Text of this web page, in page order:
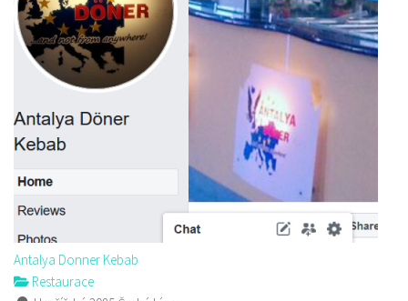
Antalya Donner Kebab
Restaurace